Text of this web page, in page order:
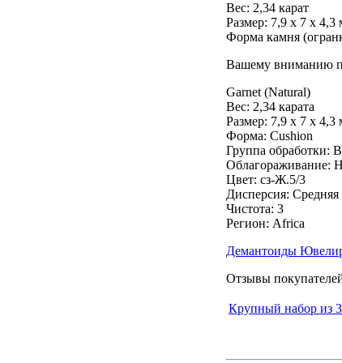
Вес: 2,34 карат
Размер: 7,9 x 7 x 4,3
Форма камня
Вашему вниманию
Garnet (Natural)
Вес: 2,34 карата
Размер: 7,9 х 7 х 4,3
Форма: Cushion
Группа обработки: В
Облагораживание:
Цвет: сз-Ж.5/3
Дисперсия: Средняя
Чистота: 3
Регион: Africa
Демантоиды
Отзывы
Крупный набор из 3